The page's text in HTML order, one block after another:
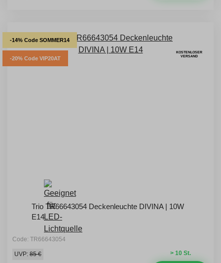
-14% Code SOMMER14
-20% Code VIP20AT
KOSTENLOSER
VERSAND
Trio TR66643054 Deckenleuchte DIVINA | 10W
E14
Code: TR66643054
> 10 St.
UVP: 85 €